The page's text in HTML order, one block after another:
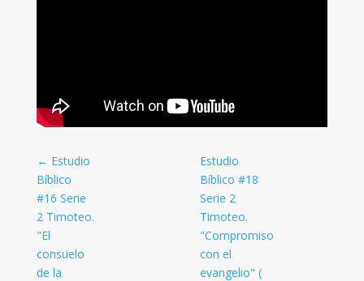
← Estudio
Bíblico
#16 Serie
2 Timoteo.
"El
consuelo
de la
Estudio
Bíblico #18
Serie 2
Timoteo.
"Compromiso
con el
evangelio" (